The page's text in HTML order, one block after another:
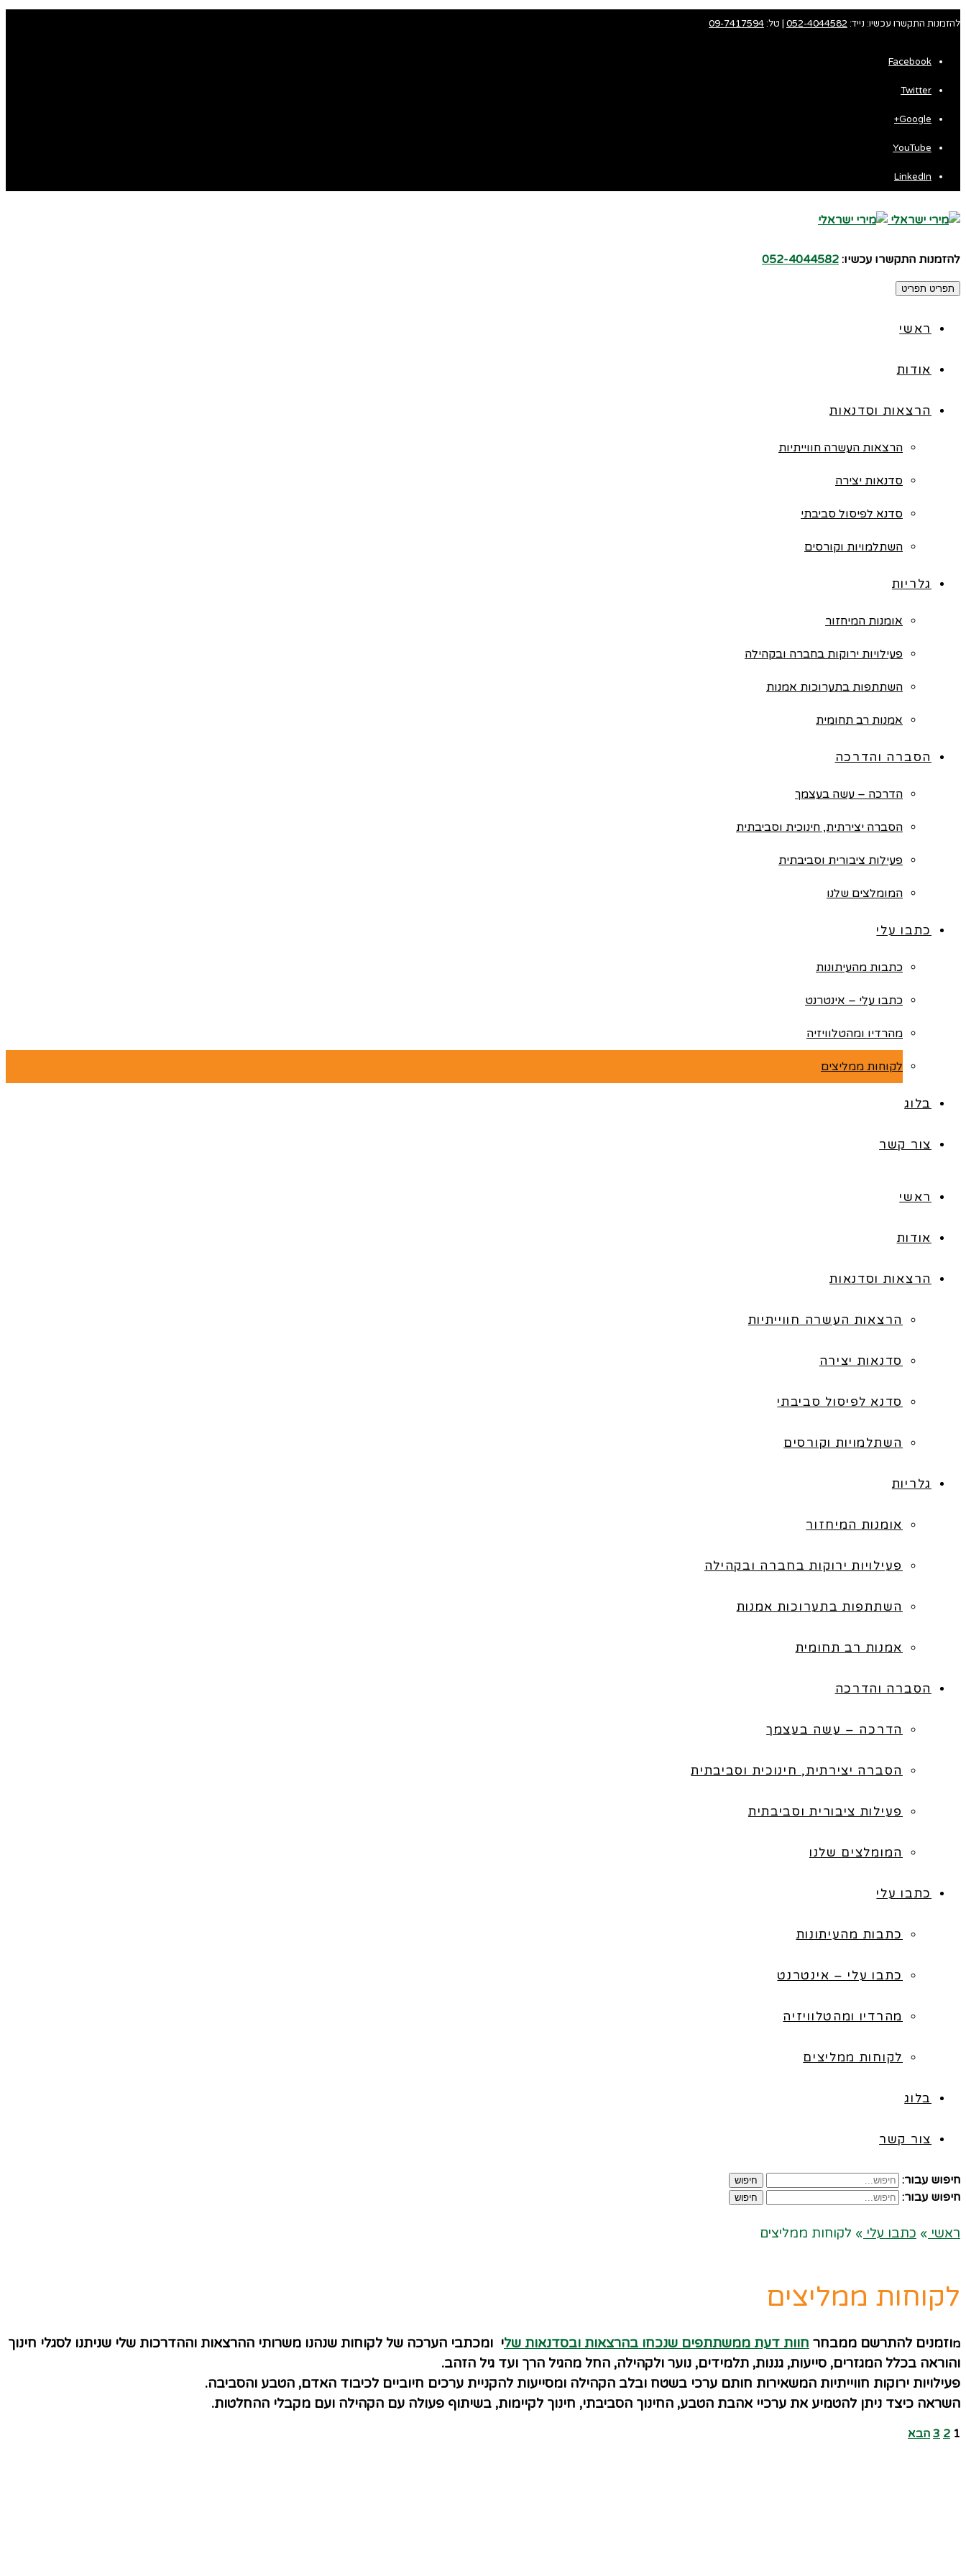
להזמנות התקשרו עכשיו: נייד: 052-4044582 | טל:09-7417594
Facebook
Twitter
Google+
YouTube
LinkedIn
להזמנות התקשרו עכשיו: 052-4044582
תפריט תפריט
ראשי
אודות
הרצאות וסדנאות
הרצאות העשרה חווייתיות
סדנאות יצירה
סדנא לפיסול סביבתי
השתלמויות וקורסים
גלריות
אומנות המיחזור
פעילויות ירוקות בחברה ובקהילה
השתתפות בתערוכות אמנות
אמנות רב תחומית
הסברה והדרכה
הדרכה – עשה בעצמך
הסברה יצירתית, חינוכית וסביבתית
פעילות ציבורית וסביבתית
המומלצים שלנו
כתבו עלי
כתבות מהעיתונות
כתבו עלי – אינטרנט
מהרדיו ומהטלוויזיה
לקוחות ממליצים
בלוג
צור קשר
ראשי
אודות
הרצאות וסדנאות
הרצאות העשרה חווייתיות
סדנאות יצירה
סדנא לפיסול סביבתי
השתלמויות וקורסים
גלריות
אומנות המיחזור
פעילויות ירוקות בחברה ובקהילה
השתתפות בתערוכות אמנות
אמנות רב תחומית
הסברה והדרכה
הדרכה – עשה בעצמך
הסברה יצירתית, חינוכית וסביבתית
פעילות ציבורית וסביבתית
המומלצים שלנו
כתבו עלי
כתבות מהעיתונות
כתבו עלי – אינטרנט
מהרדיו ומהטלוויזיה
לקוחות ממליצים
בלוג
צור קשר
חיפוש עבור: חיפוש
חיפוש עבור: חיפוש
ראשי » כתבו עלי » לקוחות ממליצים
לקוחות ממליצים
מוזמנים להתרשם ממבחר חוות דעת ממשתתפים שנכחו בהרצאות ובסדנאות שלי ומכתבי הערכה של לקוחות שנהנו משרותי ההרצאות וההדרכות שלי שניתנו לסגלי חינוך
והוראה בכלל המגזרים, סייעות, גננות, תלמידים, נוער ולקהילה, החל מהגיל הרך ועד גיל הזהב.
פעילויות ירוקות חווייתיות המשאירות חותם ערכי בשטח ובלב הקהילה ומסייעות להקניית ערכים חיוביים לכיבוד האדם, הטבע והסביבה.
השראה כיצד ניתן להטמיע את ערכיי אהבת הטבע, החינוך הסביבתי, חינוך לקיימות, בשיתוף פעולה עם הקהילה ועם מקבלי ההחלטות.
1
2
3 הבא